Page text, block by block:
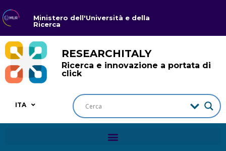
Ministero dell'Università e della
Ricerca
RESEARCHITALY
Ricerca e innovazione a portata di
click
ITA